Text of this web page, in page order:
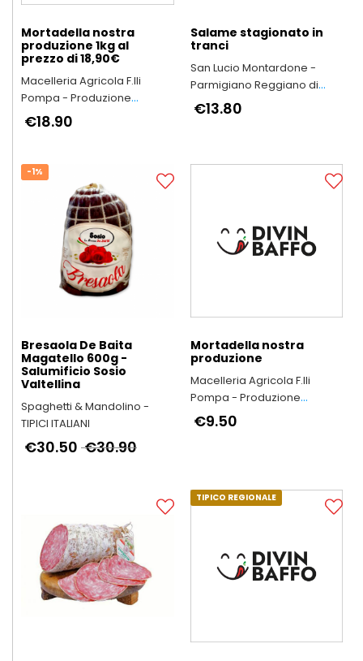
Mortadella nostra
produzione 1kg al
prezzo di 18,90€
Macelleria Agricola F.lli
Pompa - Produzione
Arrosticini Abruzzesi
artigianali
€18.90
Salame stagionato in
tranci
San Lucio Montardone -
Parmigiano Reggiano di
Montagna
€13.80
-1%
Bresaola De Baita
Magatello 600g -
Salumificio Sosio
Valtellina
Spaghetti & Mandolino -
TIPICI ITALIANI
€30.90
€30.50
Mortadella nostra
produzione
Macelleria Agricola F.lli
Pompa - Produzione
Arrosticini Abruzzesi
artigianali
€9.50
TIPICO REGIONALE